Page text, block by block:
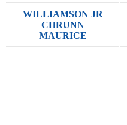
WILLIAMSON JR
CHRUNN
MAURICE